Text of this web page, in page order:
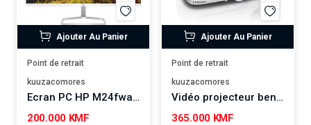
Ajouter Au Panier
Point de retrait
kuuzacomores
Ecran PC HP M24fwa 24" Full HD Blanc et argent
200.000 KMF
Ajouter Au Panier
Point de retrait
kuuzacomores
Vidéo projecteur benq ms550
365.000 KMF